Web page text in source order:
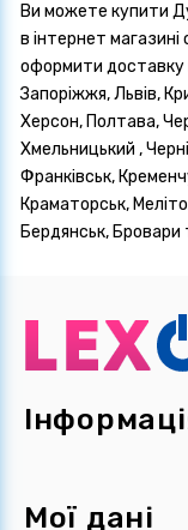
Ви можете купити
в інтернет
оформити доставку
Запоріжжя, Львів,
Херсон, Полтава,
Хмельницький ,
Франківськ,
Краматорськ,
Бердянськ, Бровари
Мої дані